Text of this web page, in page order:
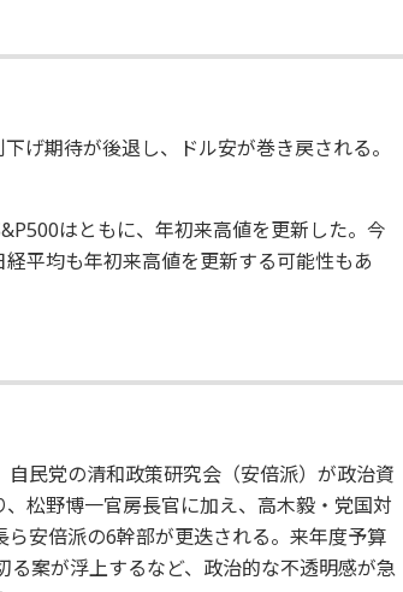
げ期待が後退し、ドル安が巻き戻される。
はともに、年初来高値を更新した。今
平均も年初来高値を更新する可能性もあ
民党の清和政策研究会（安倍派）が政治資
松野博一官房長官に加え、高木毅・党国対
安倍派の6幹部が更迭される。来年度予算
案が浮上するなど、政治的な不透明感が急